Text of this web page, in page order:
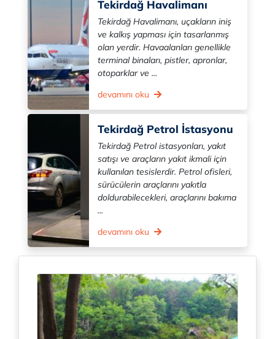
Tekirdağ Havalimanı
Tekirdağ Havalimanı, uçakların iniş
ve kalkış yapması için tasarlanmış
olan yerdir. Havaalanları genellikle
terminal binaları, pistler, apronlar,
otoparklar ve ...
devamını oku
Tekirdağ Petrol İstasyonu
Tekirdağ Petrol istasyonları, yakıt
satışı ve araçların yakıt ikmali için
kullanılan tesislerdir. Petrol ofisleri,
sürücülerin araçlarını yakıtla
doldurabilecekleri, araçlarını bakıma
...
devamını oku